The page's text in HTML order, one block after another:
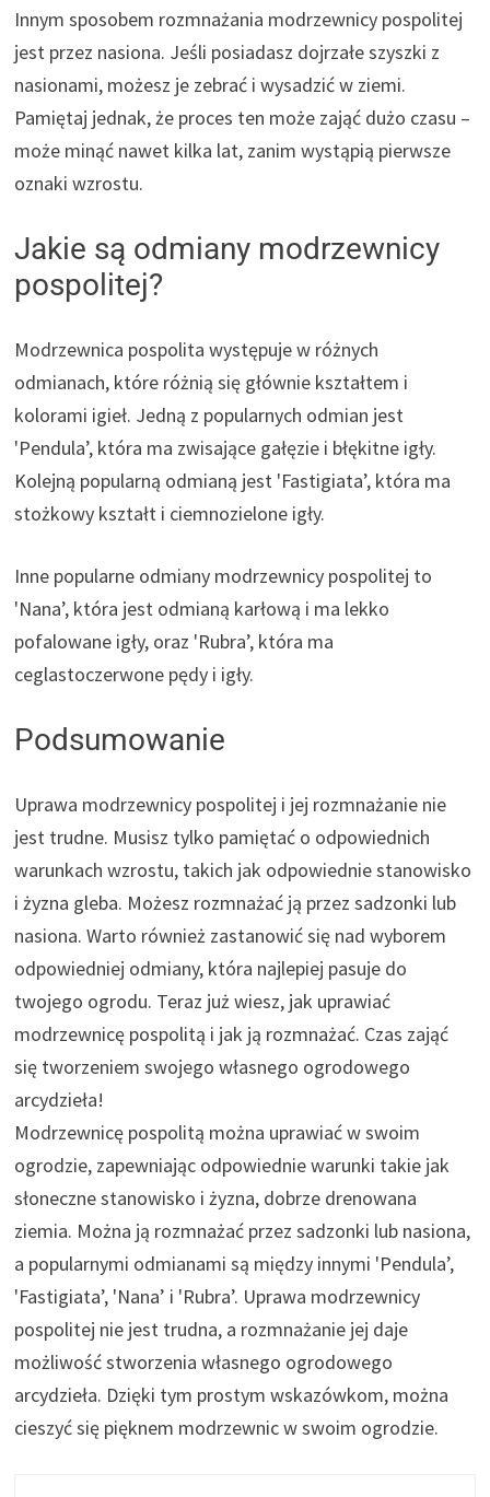
Innym sposobem rozmnażania modrzewnicy pospolitej
jest przez nasiona. Jeśli posiadasz dojrzałe szyszki z
nasionami, możesz je zebrać i wysadzić w ziemi.
Pamiętaj jednak, że proces ten może zająć dużo czasu –
może minąć nawet kilka lat, zanim wystąpią pierwsze
oznaki wzrostu.
Jakie są odmiany modrzewnicy
pospolitej?
Modrzewnica pospolita występuje w różnych
odmianach, które różnią się głównie kształtem i
kolorami igieł. Jedną z popularnych odmian jest
'Pendula’, która ma zwisające gałęzie i błękitne igły.
Kolejną popularną odmianą jest 'Fastigiata’, która ma
stożkowy kształt i ciemnozielone igły.
Inne popularne odmiany modrzewnicy pospolitej to
'Nana’, która jest odmianą karłową i ma lekko
pofalowane igły, oraz 'Rubra’, która ma
ceglastoczerwone pędy i igły.
Podsumowanie
Uprawa modrzewnicy pospolitej i jej rozmnażanie nie
jest trudne. Musisz tylko pamiętać o odpowiednich
warunkach wzrostu, takich jak odpowiednie stanowisko
i żyzna gleba. Możesz rozmnażać ją przez sadzonki lub
nasiona. Warto również zastanowić się nad wyborem
odpowiedniej odmiany, która najlepiej pasuje do
twojego ogrodu. Teraz już wiesz, jak uprawiać
modrzewnicę pospolitą i jak ją rozmnażać. Czas zająć
się tworzeniem swojego własnego ogrodowego
arcydzieła!
Modrzewnicę pospolitą można uprawiać w swoim
ogrodzie, zapewniając odpowiednie warunki takie jak
słoneczne stanowisko i żyzna, dobrze drenowana
ziemia. Można ją rozmnażać przez sadzonki lub nasiona,
a popularnymi odmianami są między innymi 'Pendula’,
'Fastigiata’, 'Nana’ i 'Rubra’. Uprawa modrzewnicy
pospolitej nie jest trudna, a rozmnażanie jej daje
możliwość stworzenia własnego ogrodowego
arcydzieła. Dzięki tym prostym wskazówkom, można
cieszyć się pięknem modrzewnic w swoim ogrodzie.